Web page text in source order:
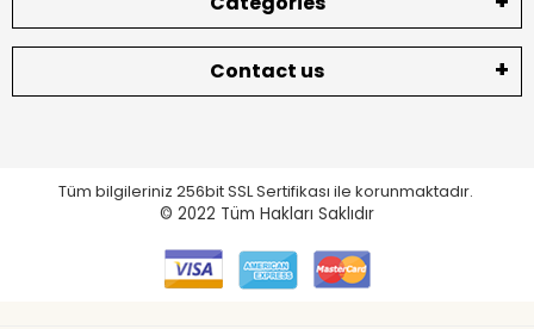
Contact us
Tüm bilgileriniz 256bit SSL Sertifikası ile korunmaktadır.
© 2022 Tüm Hakları Saklıdır